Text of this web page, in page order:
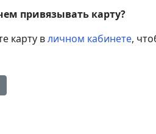
привязывать карту?
карту вличном кабинете,
Могу ли я отвязать карту?